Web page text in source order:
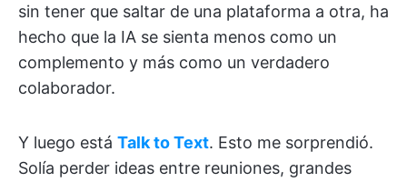
sin tener que saltar de una plataforma a otra, ha
hecho que la IA se sienta menos como un
complemento y más como un verdadero
colaborador.
Y luego está Talk to Text. Esto me sorprendió.
Solía perder ideas entre reuniones, grandes